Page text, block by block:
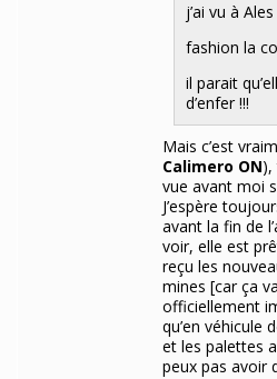
j’ai vu à
fashion la
il parait
d’enfer !!!
Mais c’est
Calimero ON),
vue avant moi
J’espère
avant la fin de
voir, elle est
reçu les
mines [car ça
officiellement
qu’en véhicule
et les palettes
peux pas avoir